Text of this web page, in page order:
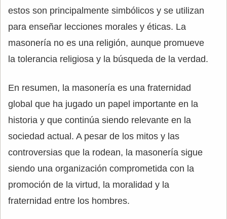
estos son principalmente simbólicos y se utilizan
para enseñar lecciones morales y éticas. La
masonería no es una religión, aunque promueve
la tolerancia religiosa y la búsqueda de la verdad.
En resumen, la masonería es una fraternidad
global que ha jugado un papel importante en la
historia y que continúa siendo relevante en la
sociedad actual. A pesar de los mitos y las
controversias que la rodean, la masonería sigue
siendo una organización comprometida con la
promoción de la virtud, la moralidad y la
fraternidad entre los hombres.